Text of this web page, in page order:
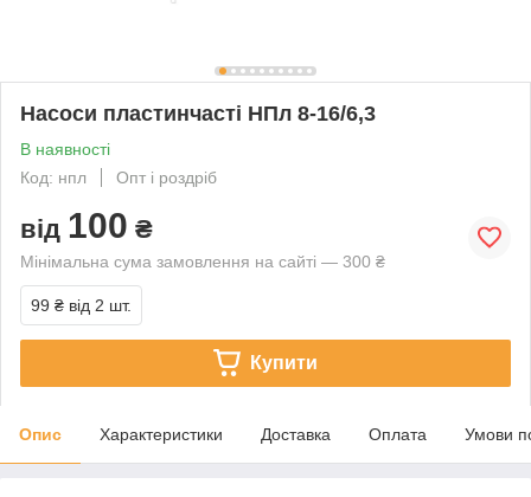
Насоси пластинчасті НПл 8-16/6,3
В наявності
Код: нпл
Опт і роздріб
від 100 ₴
Мінімальна сума замовлення на сайті — 300 ₴
99 ₴ від 2 шт.
Купити
Опис Характеристики Доставка Оплата Умови